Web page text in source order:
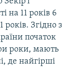
на 11 років 6
років. Згідно з
початок
роки, мають
де найгірші